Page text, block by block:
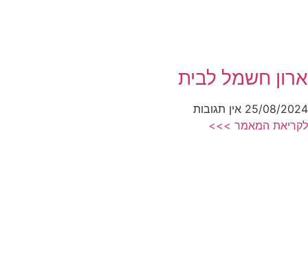
ארון חשמל לבית
25/08/2024 אין תגובות
לקריאת המאמר >>>